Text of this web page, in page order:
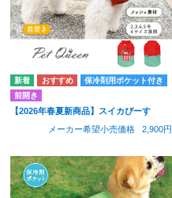
保冷剤用ポケット付き
前開き
【2026年春夏新商品】スイカぴーす
メーカー希望小売価格
2,900円